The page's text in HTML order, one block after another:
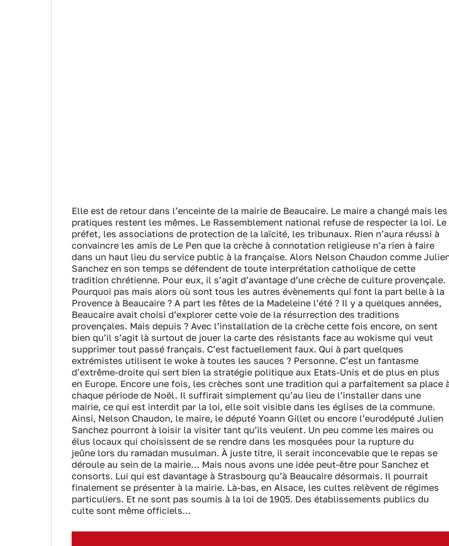
Elle est de retour dans l’enceinte de la mairie de Beaucaire. Le maire a changé mais les
pratiques restent les mêmes. Le Rassemblement national refuse de respecter la loi. Le
préfet, les associations de protection de la laïcité, les tribunaux. Rien n’aura réussi à
convaincre les amis de Le Pen que la crèche à connotation religieuse n’a rien à faire
dans un haut lieu du service public à la française. Alors Nelson Chaudon comme
Sanchez en son temps se défendent de toute interprétation catholique de cette
tradition chrétienne. Pour eux, il s’agit d’avantage d’une crèche de culture provençale.
Pourquoi pas mais alors où sont tous les autres évènements qui font la part belle à la
Provence à Beaucaire ? A part les fêtes de la Madeleine l’été ? Il y a quelques années,
Beaucaire avait choisi d’explorer cette voie de la résurrection des traditions
provençales. Mais depuis ? Avec l’installation de la crèche cette fois encore, on sent
bien qu’il s’agit là surtout de jouer la carte des résistants face au wokisme qui veut
supprimer tout passé français. C’est factuellement faux. Qui à part quelques
extrémistes utilisent le woke à toutes les sauces ? Personne. C’est un fantasme
d’extrême-droite qui sert bien la stratégie politique aux Etats-Unis et de plus en plus
en Europe. Encore une fois, les crèches sont une tradition qui a parfaitement sa place
chaque période de Noël. Il suffirait simplement qu’au lieu de l’installer dans une
mairie, ce qui est interdit par la loi, elle soit visible dans les églises de la commune.
Ainsi, Nelson Chaudon, le maire, le député Yoann Gillet ou encore l’eurodéputé Julien
Sanchez pourront à loisir la visiter tant qu’ils veulent. Un peu comme les maires ou
élus locaux qui choisissent de se rendre dans les mosquées pour la rupture du
jeûne lors du ramadan musulman. À juste titre, il serait inconcevable que le repas se
déroule au sein de la mairie… Mais nous avons une idée peut-être pour Sanchez et
consorts. Lui qui est davantage à Strasbourg qu’à Beaucaire désormais. Il pourrait
finalement se présenter à la mairie. Là-bas, en Alsace, les cultes relèvent de régimes
particuliers. Et ne sont pas soumis à la loi de 1905. Des établissements publics du
culte sont même officiels…